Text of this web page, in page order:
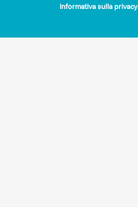
Informativa sulla privacy